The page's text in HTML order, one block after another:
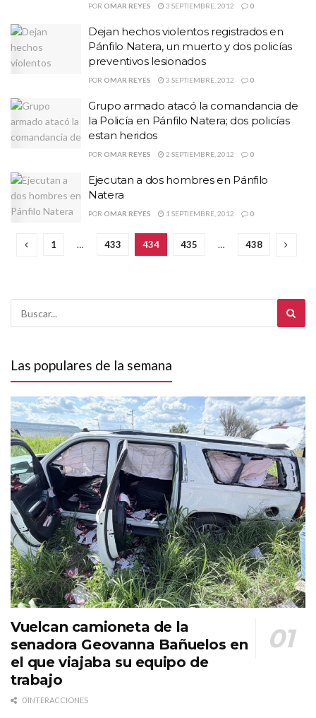
POR OMAR REYES 3 SEPTIEMBRE, 2012 0
Dejan hechos violentos registrados en
Pánfilo Natera, un muerto y dos policías
preventivos lesionados
POR OMAR REYES 3 SEPTIEMBRE, 2012 0
Grupo armado atacó la comandancia de
la Policía en Pánfilo Natera; dos policías
estan heridos
POR OMAR REYES 2 SEPTIEMBRE, 2012 0
Ejecutan a dos hombres en Pánfilo
Natera
POR OMAR REYES 1 SEPTIEMBRE, 2012 0
1 … 433 434 435 … 438
Las populares de la semana
Vuelcan camioneta de la
senadora Geovanna Bañuelos en
el que viajaba su equipo de
trabajo
0 INTERACCIONES